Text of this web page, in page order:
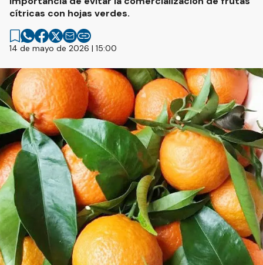
cítricas con hojas verdes.
14 de mayo de 2026 | 15:00